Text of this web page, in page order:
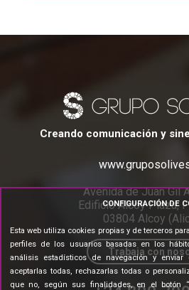
Creando comunicación y
Avenida de Juan Gil
Edificio Alcoy Plaza,
03804 Alcoy
Trabaja con
CONFIGURACIÓN DE
Esta web utiliza cookies propias y de terceros
perfiles de los usuarios basadas en los
análisis estadísticos de navegación y enviar
aceptarlas todas, rechazarlas todas o
que no, según sus finalidades, en el botón